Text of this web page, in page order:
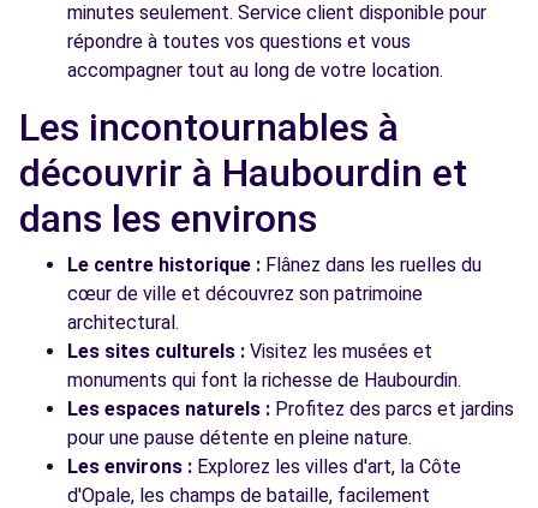
minutes seulement. Service client disponible pour
répondre à toutes vos questions et vous
accompagner tout au long de votre location.
Les incontournables à
découvrir à Haubourdin et
dans les environs
Le centre historique : Flânez dans les ruelles du
cœur de ville et découvrez son patrimoine
architectural.
Les sites culturels : Visitez les musées et
monuments qui font la richesse de Haubourdin.
Les espaces naturels : Profitez des parcs et jardins
pour une pause détente en pleine nature.
Les environs : Explorez les villes d'art, la Côte
d'Opale, les champs de bataille, facilement